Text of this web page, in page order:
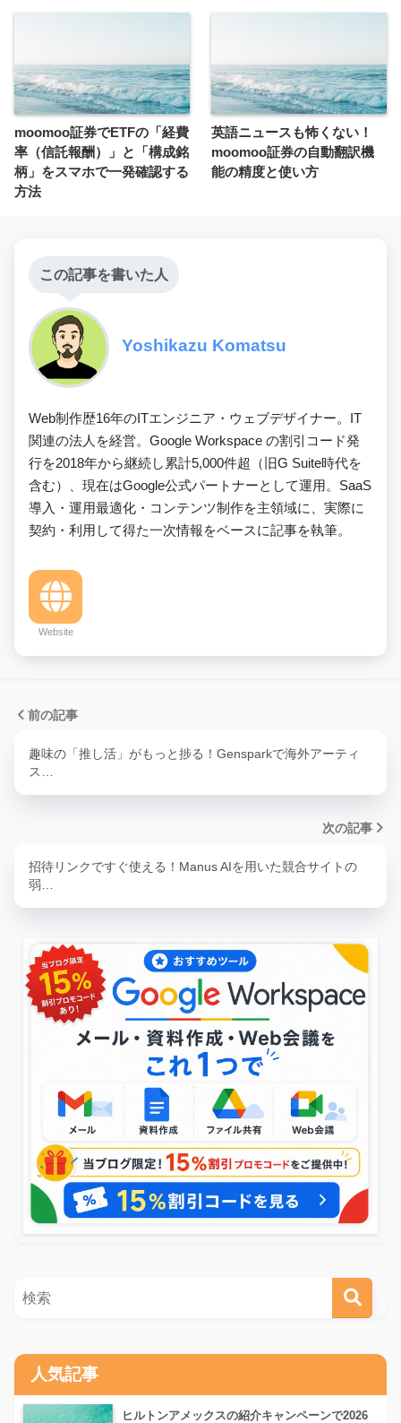
moomoo証券でETFの「経費
率（信託報酬）」と「構成銘
柄」をスマホで一発確認する
方法
英語ニュースも怖くない！
moomoo証券の自動翻訳機
能の精度と使い方
この記事を書いた人
Yoshikazu Komatsu
Web制作歴16年のITエンジニア・ウェブデザイナー。IT
関連の法人を経営。Google Workspace の割引コード発
行を2018年から継続し累計5,000件超（旧G Suite時代を
含む）、現在はGoogle公式パートナーとして運用。SaaS
導入・運用最適化・コンテンツ制作を主領域に、実際に
契約・利用して得た一次情報をベースに記事を執筆。
Website
前の記事
趣味の「推し活」がもっと捗る！Gensparkで海外アーティ
ス…
次の記事
招待リンクですぐ使える！Manus AIを用いた競合サイトの
弱…
人気記事
ヒルトンアメックスの紹介キャンペーンで2026